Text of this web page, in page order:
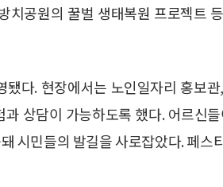
치공원의 꿀벌 생태복원 프로젝트
됐다. 현장에서는 노인일자리 홍보
상담이 가능하도록 했다. 어르신
시민들의 발길을 사로잡았다. 페스